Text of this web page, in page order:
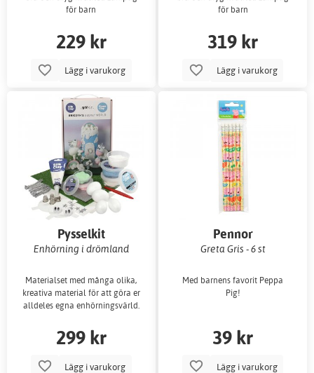
för barn
229 kr
Lägg i varukorg
för barn
319 kr
Lägg i varukorg
Pysselkit
Enhörning i drömland
Materialset med många olika,
kreativa material för att göra er
alldeles egna enhörningsvärld.
299 kr
Lägg i varukorg
Pennor
Greta Gris - 6 st
Med barnens favorit Peppa
Pig!
39 kr
Lägg i varukorg